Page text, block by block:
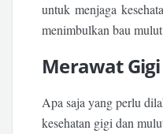
untuk menjaga
menimbulkan bau
Merawat
Apa saja yang perlu
kesehatan gigi dan